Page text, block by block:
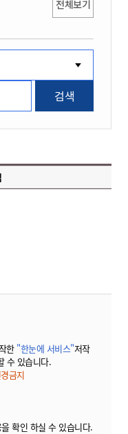
전체보기
검색
한 "한눈에 서비스"저작
수 있습니다.
금지
확인 하실 수 있습니다.